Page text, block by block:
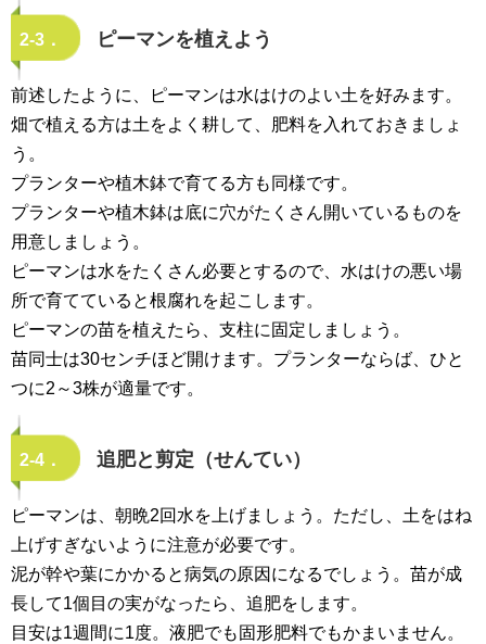
2-3． ピーマンを植えよう
前述したように、ピーマンは水はけのよい土を好みます。
畑で植える方は土をよく耕して、肥料を入れておきましょ
う。
プランターや植木鉢で育てる方も同様です。
プランターや植木鉢は底に穴がたくさん開いているものを
用意しましょう。
ピーマンは水をたくさん必要とするので、水はけの悪い場
所で育てていると根腐れを起こします。
ピーマンの苗を植えたら、支柱に固定しましょう。
苗同士は30センチほど開けます。プランターならば、ひと
つに2～3株が適量です。
2-4． 追肥と剪定（せんてい）
ピーマンは、朝晩2回水を上げましょう。ただし、土をはね
上げすぎないように注意が必要です。
泥が幹や葉にかかると病気の原因になるでしょう。苗が成
長して1個目の実がなったら、追肥をします。
目安は1週間に1度。液肥でも固形肥料でもかまいません。